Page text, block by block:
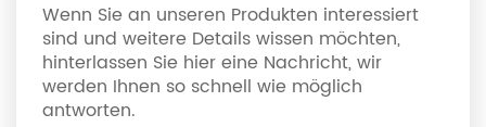
Wenn Sie an unseren Produkten interessiert
sind und weitere Details wissen möchten,
hinterlassen Sie hier eine Nachricht, wir
werden Ihnen so schnell wie möglich
antworten.